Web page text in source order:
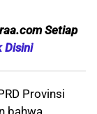
Setiap
Disini
Provinsi
bahwa